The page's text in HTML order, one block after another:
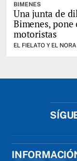
BIMENES
Una junta de
Bimenes,
motoristas
EL FIELATO Y EL NORA